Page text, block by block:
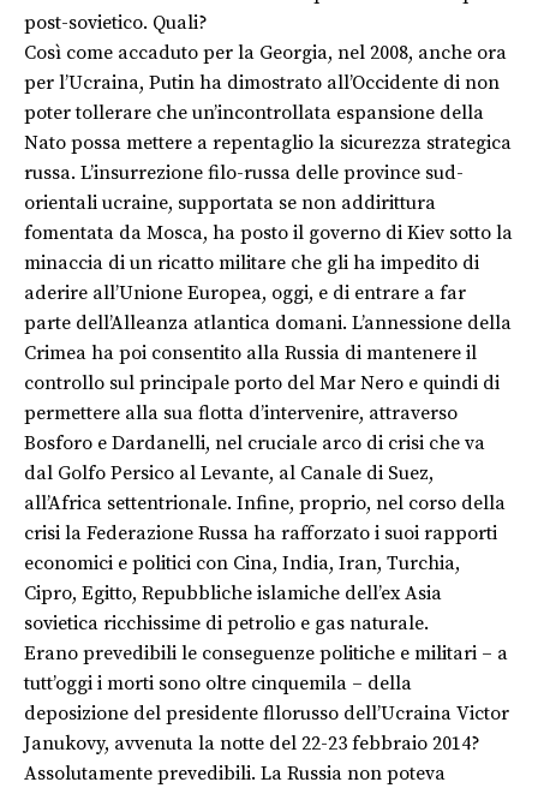
post-sovietico. Quali?
Così come accaduto per la Georgia, nel 2008, anche ora
per l’Ucraina, Putin ha dimostrato all’Occidente di non
poter tollerare che un’incontrollata espansione della
Nato possa mettere a repentaglio la sicurezza strategica
russa. L’insurrezione filo-russa delle province sud-
orientali ucraine, supportata se non addirittura
fomentata da Mosca, ha posto il governo di Kiev sotto la
minaccia di un ricatto militare che gli ha impedito di
aderire all’Unione Europea, oggi, e di entrare a far
parte dell’Alleanza atlantica domani. L’annessione della
Crimea ha poi consentito alla Russia di mantenere il
controllo sul principale porto del Mar Nero e quindi di
permettere alla sua flotta d’intervenire, attraverso
Bosforo e Dardanelli, nel cruciale arco di crisi che va
dal Golfo Persico al Levante, al Canale di Suez,
all’Africa settentrionale. Infine, proprio, nel corso della
crisi la Federazione Russa ha rafforzato i suoi rapporti
economici e politici con Cina, India, Iran, Turchia,
Cipro, Egitto, Repubbliche islamiche dell’ex Asia
sovietica ricchissime di petrolio e gas naturale.
Erano prevedibili le conseguenze politiche e militari – a
tutt’oggi i morti sono oltre cinquemila – della
deposizione del presidente fllorusso dell’Ucraina Victor
Janukovy, avvenuta la notte del 22-23 febbraio 2014?
Assolutamente prevedibili. La Russia non poteva